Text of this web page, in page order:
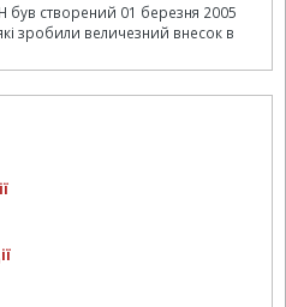
був створений 01 березня 2005
зробили величезний внесок в